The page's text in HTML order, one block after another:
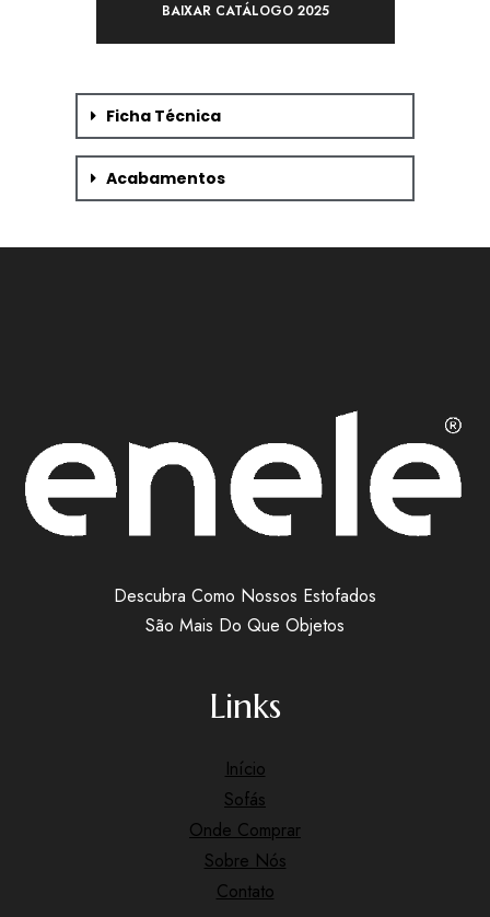
BAIXAR CATÁLOGO 2025
Ficha Técnica
Acabamentos
Descubra Como Nossos Estofados
São Mais Do Que Objetos
Links
Início
Sofás
Onde Comprar
Sobre Nós
Contato